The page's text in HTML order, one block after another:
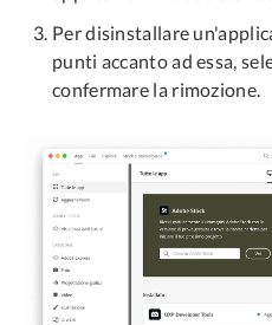
Per disinstallare
punti accanto ad essa,
confermare la rimozione.